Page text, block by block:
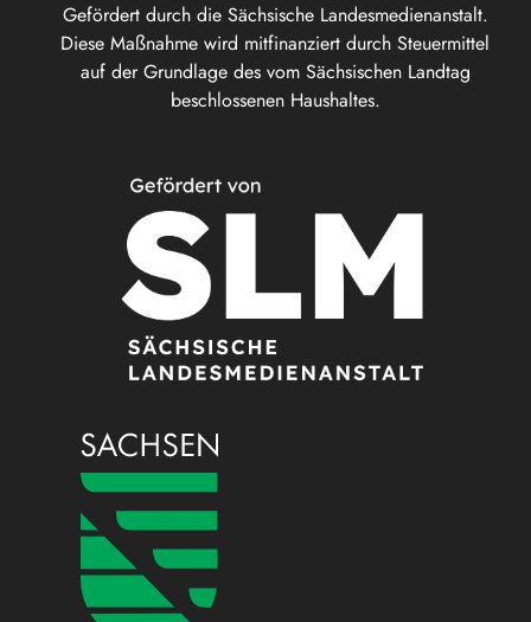
Gefördert durch die Sächsische Landesmedienanstalt.
Diese Maßnahme wird mitfinanziert durch Steuermittel
auf der Grundlage des vom Sächsischen Landtag
beschlossenen Haushaltes.